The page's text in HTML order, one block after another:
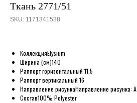
Ткань 2771/51
SKU: 1171341538
КоллекцияElysium
Ширина (см)140
Раппорт горизонтальный 11,5
Раппорт вертикальный 16
Направление рисункаНаправление рисунка: A
Состав100% Polyester